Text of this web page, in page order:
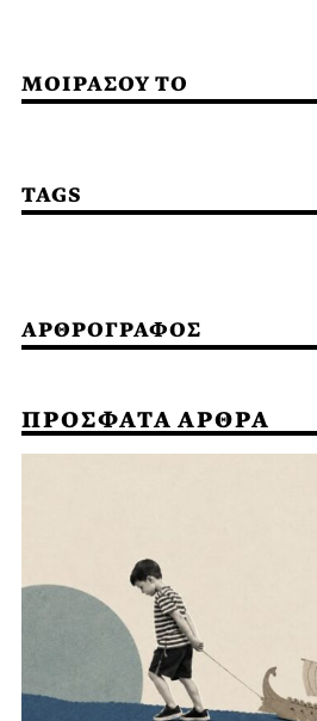
ΜΟΙΡΑΣΟΥ ΤΟ
TAGS
ΑΡΘΡΟΓΡΑΦΟΣ
ΠΡΟΣΦΑΤΑ ΑΡΘΡΑ